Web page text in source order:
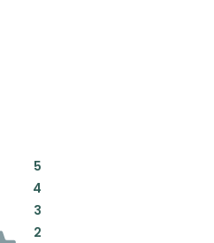
5:
4:
3:
2: